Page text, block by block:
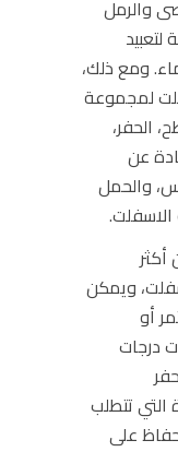
والرمل
ومع ذلك،
لمجموعة
الحفر،
عن
والحمل
الاسفلت.
ويمكن
أو
درجات
تتطلب
على